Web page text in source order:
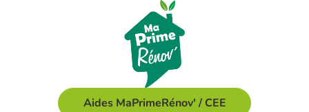
Aides MaPrimeRénov' / CEE